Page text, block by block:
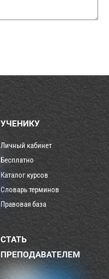
УЧЕНИКУ
Личный кабинет
Бесплатно
Каталог курсов
Словарь терминов
Правовая база
СТАТЬ
ПРЕПОДАВАТЕЛЕМ